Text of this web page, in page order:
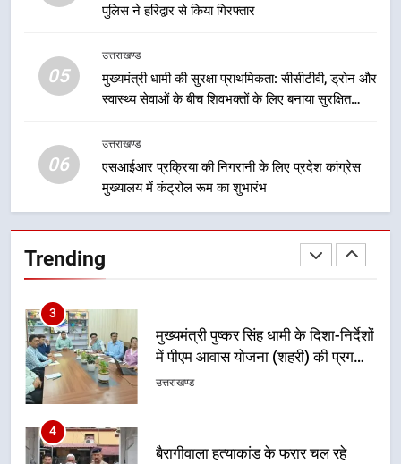
पुलिस ने हरिद्वार से किया गिरफ्तार
05
उत्तराखण्ड
मुख्यमंत्री धामी की सुरक्षा प्राथमिकता: सीसीटीवी, ड्रोन और
स्वास्थ्य सेवाओं के बीच शिवभक्तों के लिए बनाया सुरक्षित
06
उत्तराखण्ड
एसआईआर प्रक्रिया की निगरानी के लिए प्रदेश कांग्रेस
मुख्यालय में कंट्रोल रूम का शुभारंभ
Trending
भारी से बहुत भारी वर्षा की चेतावनी के बीच
नियोजित विकास को मिलेगी रफ्तार
उत्तराखण्ड
मुख्यमंत्री पुष्कर सिंह धामी के दिशा-निर्देशों
में पीएम आवास योजना (शहरी) की प्रगति
4
बैरागीवाला हत्याकांड के फरार चल रहे
अभियुक्त को दून पुलिस ने हरिद्वार से किया
5